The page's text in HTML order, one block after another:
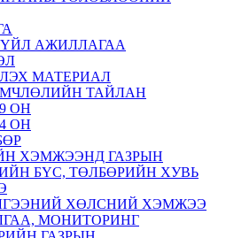
АЖИЛЛАГАА
МАТЕРИАЛ
ТАЙЛАН
ОН
ОН
ХЭМЖЭЭНД ГАЗРЫН
БҮС, ТӨЛБӨРИЙН ХУВЬ
ХӨЛСНИЙ ХЭМЖЭЭ
МОНИТОРИНГ